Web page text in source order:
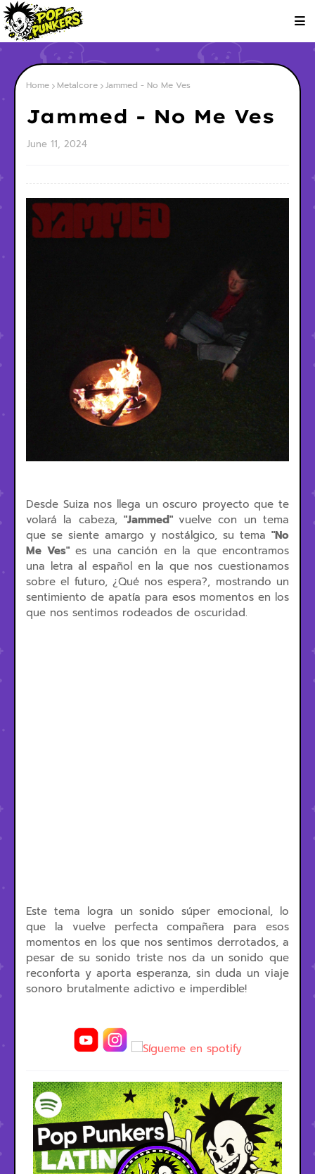
Home Metalcore Jammed - No Me Ves
Jammed - No Me Ves
June 11, 2024
Desde Suiza nos llega un oscuro proyecto que te
volará la cabeza, "Jammed" vuelve con un tema
que se siente amargo y nostálgico, su tema "No
Me Ves"es una canción en la que encontramos
una letra al español en la que nos cuestionamos
sobre el futuro, ¿Qué nos espera?, mostrando un
sentimiento de apatía para esos momentos en los
que nos sentimos rodeados de oscuridad.
Este tema logra un sonido súper emocional, lo
que la vuelve perfecta compañera para esos
momentos en los que nos sentimos derrotados, a
pesar de su sonido triste nos da un sonido que
reconforta y aporta esperanza, sin duda un viaje
sonoro brutalmente adictivo e imperdible!